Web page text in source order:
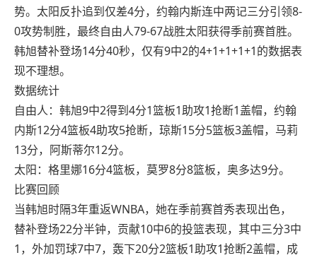
势。太阳反扑追到仅差4分，约翰内斯连中两记三分引领8-
0攻势制胜，最终自由人79-67战胜太阳获得季前赛首胜。
韩旭替补登场14分40秒，仅有9中2的4+1+1+1+1的数据表
现不理想。
数据统计
自由人：韩旭9中2得到4分1篮板1助攻1抢断1盖帽，约翰
内斯12分4篮板4助攻5抢断，琼斯15分5篮板3盖帽，马莉
13分，阿斯蒂尔12分。
太阳：格里娜16分4篮板，莫罗8分8篮板，奥多达9分。
比赛回顾
当韩旭时隔3年重返WNBA，她在季前赛首秀表现出色，
替补登场22分半钟，贡献10中6的投篮表现，其中三分3中
1，外加罚球7中7，轰下20分2篮板1助攻1抢断2盖帽，成